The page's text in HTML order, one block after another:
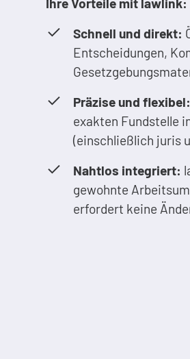
Schnell und direkt:
Entscheidungen,
Präzise und flexibel:
exakten Fundstelle
(einschließlich juris
Nahtlos integriert:
gewohnte
erfordert keine